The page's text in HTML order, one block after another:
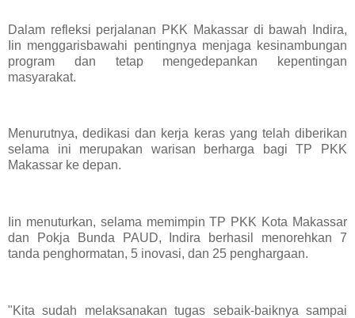
Dalam refleksi perjalanan PKK Makassar di bawah Indira,
Iin menggarisbawahi pentingnya menjaga kesinambungan
program dan tetap mengedepankan kepentingan
masyarakat.
Menurutnya, dedikasi dan kerja keras yang telah diberikan
selama ini merupakan warisan berharga bagi TP PKK
Makassar ke depan.
Iin menuturkan, selama memimpin TP PKK Kota Makassar
dan Pokja Bunda PAUD, Indira berhasil menorehkan 7
tanda penghormatan, 5 inovasi, dan 25 penghargaan.
"Kita sudah melaksanakan tugas sebaik-baiknya sampai